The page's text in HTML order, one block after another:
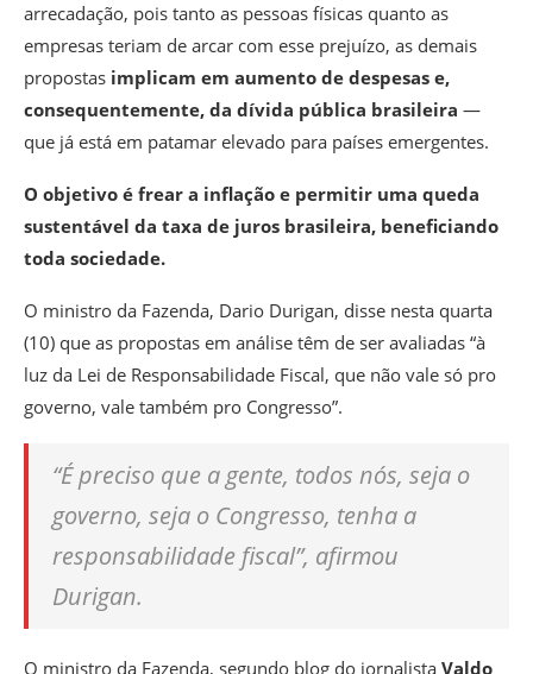
arrecadação, pois tanto as pessoas físicas quanto as
empresas teriam de arcar com esse prejuízo, as demais
propostas implicam em aumento de despesas e,
consequentemente, da dívida pública brasileira —
que já está em patamar elevado para países emergentes.
O objetivo é frear a inflação e permitir uma queda
sustentável da taxa de juros brasileira, beneficiando
toda sociedade.
O ministro da Fazenda, Dario Durigan, disse nesta quarta
(10) que as propostas em análise têm de ser avaliadas “à
luz da Lei de Responsabilidade Fiscal, que não vale só pro
governo, vale também pro Congresso”.
“É preciso que a gente, todos nós, seja o
governo, seja o Congresso, tenha a
responsabilidade fiscal”, afirmou
Durigan.
O ministro da Fazenda, segundo blog do jornalista Valdo